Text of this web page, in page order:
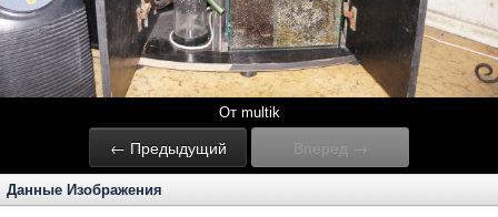
От multik
← Предыдущий Вперед →
Данные Изображения